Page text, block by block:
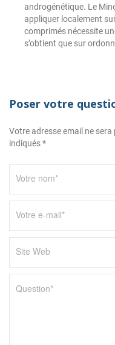
androgénétique. Le
appliquer localement
comprimés nécessite
s’obtient que sur
Poser votre
Votre adresse email ne
indiqués *